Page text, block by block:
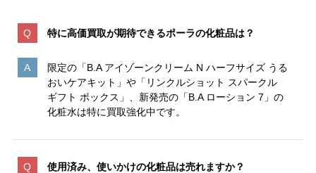
特に高価買取が期待できるポーラの化粧品は？
限定の「B.A アイゾーンクリーム N ハーフサイズ うる
おいケアキット」や「リンクルショット スパークル
ギフト ボックス」、新発売の「B.A ローション 7」の
化粧水は特に買取強化中です。
使用済み、使いかけの化粧品は売れますか？